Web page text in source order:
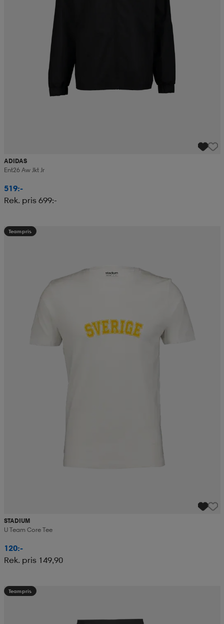
ADIDAS
Ent26 Aw Jkt Jr
519:-
Rek. pris 699:-
Teampris
STADIUM
U Team Core Tee
120:-
Rek. pris 149,90
Teampris